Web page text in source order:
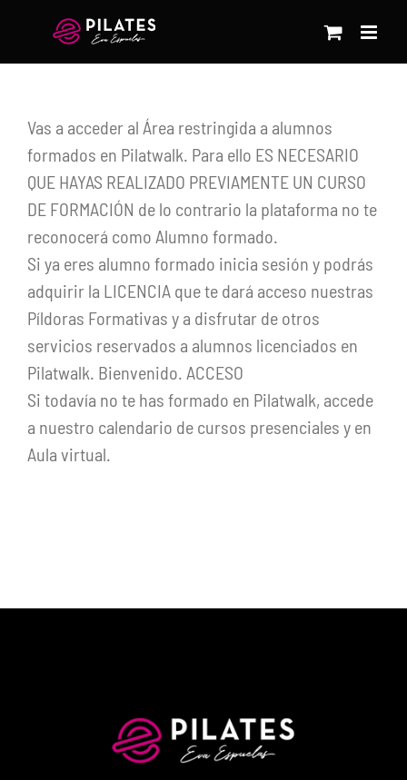
contenido
Vas a acceder al Área restringida a alumnos
formados en Pilatwalk. Para ello ES NECESARIO
QUE HAYAS REALIZADO PREVIAMENTE UN CURSO
DE FORMACIÓN de lo contrario la plataforma no te
reconocerá como Alumno formado.
Si ya eres alumno formado inicia sesión y podrás
adquirir la LICENCIA que te dará acceso nuestras
Píldoras Formativas y a disfrutar de otros
servicios reservados a alumnos licenciados en
Pilatwalk. Bienvenido. ACCESO
Si todavía no te has formado en Pilatwalk, accede
a nuestro calendario de cursos presenciales y en
Aula virtual.